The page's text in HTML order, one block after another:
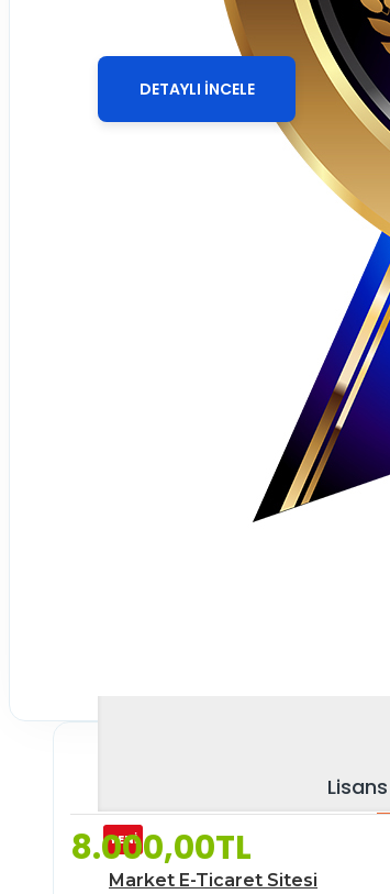
Sepetinize henüz ekleme
Ticaret Sitesi
DETAYLI İNCELE
YENİ
Market E-Ticaret Sitesi
8.000,00TL